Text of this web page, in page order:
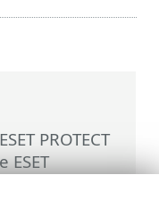
ESET PROTECT
ESET